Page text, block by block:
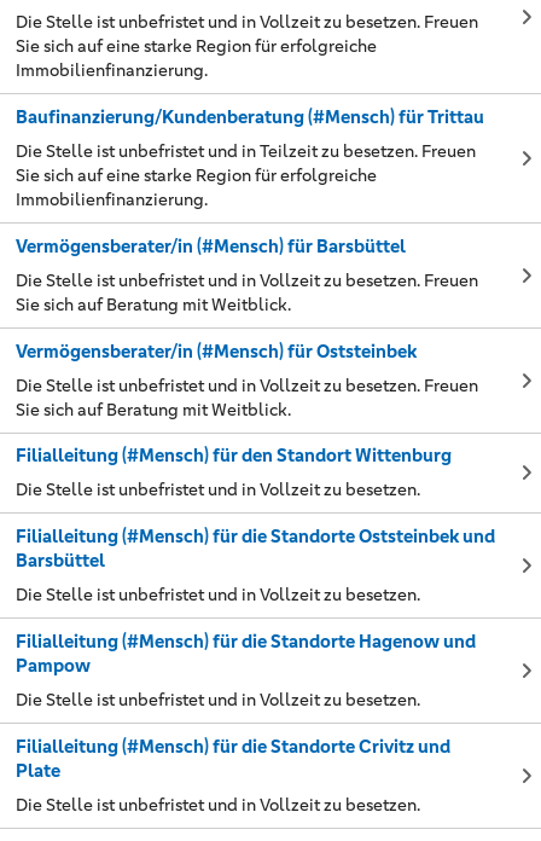
Die Stelle ist unbefristet und in Vollzeit zu besetzen. Freuen
Sie sich auf eine starke Region für erfolgreiche
Immobilienfinanzierung.
Baufinanzierung/Kundenberatung (#Mensch) für Trittau
Die Stelle ist unbefristet und in Teilzeit zu besetzen. Freuen
Sie sich auf eine starke Region für erfolgreiche
Immobilienfinanzierung.
Vermögensberater/in (#Mensch) für Barsbüttel
Die Stelle ist unbefristet und in Vollzeit zu besetzen. Freuen
Sie sich auf Beratung mit Weitblick.
Vermögensberater/in (#Mensch) für Oststeinbek
Die Stelle ist unbefristet und in Vollzeit zu besetzen. Freuen
Sie sich auf Beratung mit Weitblick.
Filialleitung (#Mensch) für den Standort Wittenburg
Die Stelle ist unbefristet und in Vollzeit zu besetzen.
Filialleitung (#Mensch) für die Standorte Oststeinbek und
Barsbüttel
Die Stelle ist unbefristet und in Vollzeit zu besetzen.
Filialleitung (#Mensch) für die Standorte Hagenow und
Pampow
Die Stelle ist unbefristet und in Vollzeit zu besetzen.
Filialleitung (#Mensch) für die Standorte Crivitz und
Plate
Die Stelle ist unbefristet und in Vollzeit zu besetzen.